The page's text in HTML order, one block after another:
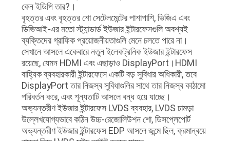
কেন ইডিপি তার?।
বৃহত্তর এবং বৃহত্তর শো সেটেলমেন্টের পাশাপাশি, ভিজিএ এবং
ডিভিআই-এর মতো স্ট্যান্ডার্ড ইউজার ইন্টারফেসগুলি অবশ্যই
ব্যক্তিদের গ্রাফিক প্রয়োজনীয়তাগুলি মেনে চলতে পারে না।
সেখানে আসলে একেবারে নতুন ইলেকট্রনিক ইউজার ইন্টারফেস
রয়েছে, যেমন HDMI এবং এছাড়াও DisplayPort।HDMI
বাহ্যিক ব্যবহারকারী ইন্টারফেসে একটি বড় সুবিধার অধিকারী, তবে
DisplayPort তার নিজস্ব সুবিধাগুলির সাথে তার নিজস্ব কাঠামো
পরিবর্তন করে, এবং শূন্যতাটি আসলে বন্ধ হয়ে যাচ্ছে।
অভ্যন্তরীণ ইউজার ইন্টারফেস LVDS ব্যবহার, LVDS চামড়া
উল্লেখযোগ্যভাবে কঠিন উচ্চ-রেজোলিউশন শো, ডিসপ্লেপোর্ট
অভ্যন্তরীণ ইউজার ইন্টারফেস EDP আসলে জন্মে ছিল, ক্রমান্বয়ে